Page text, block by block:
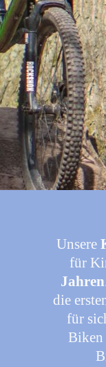
Unsere
für
Jahren
die
für